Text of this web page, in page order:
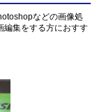
などの画像処
編集をする方におすす